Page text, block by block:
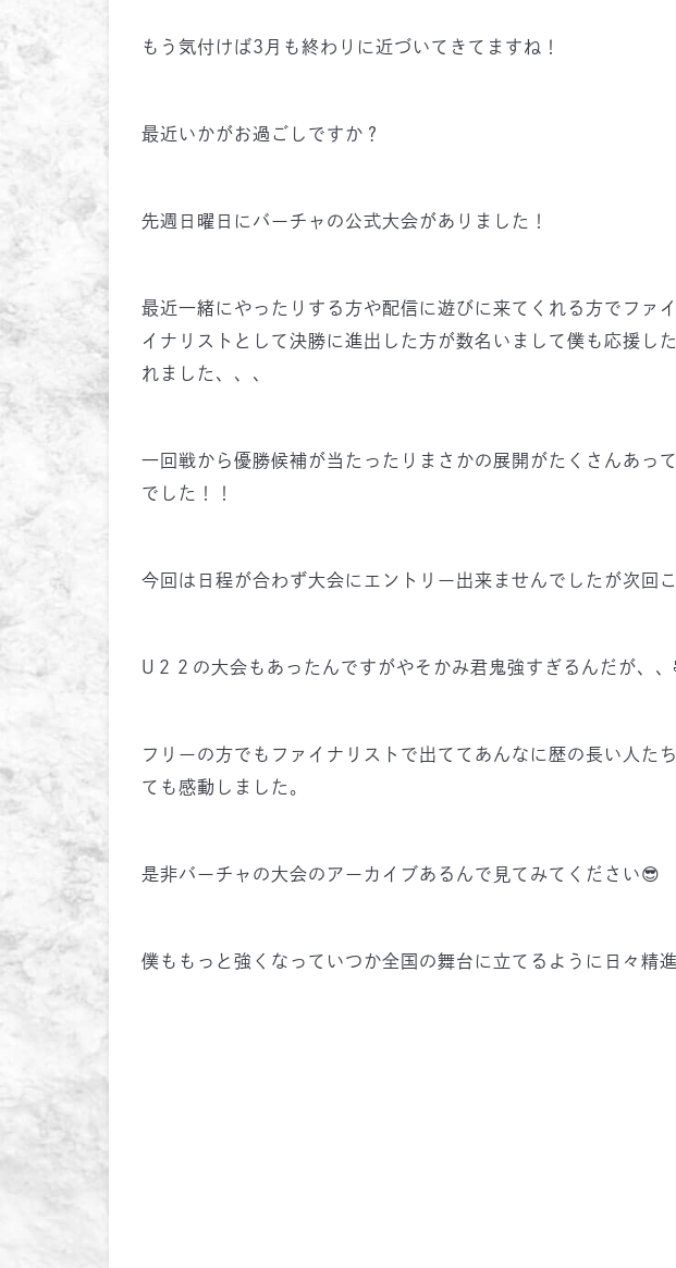
もう気付けば3月も終わりに近づいてきてますね！
最近いかがお過ごしですか？
先週日曜日にバーチャの公式大会がありました！
最近一緒にやったりする方や配信に遊びに来てくれる方でファ
イナリストとして決勝に進出した方が数名いまして僕も応援し
れました、、、
一回戦から優勝候補が当たったりまさかの展開がたくさんあっ
でした！！
今回は日程が合わず大会にエントリー出来ませんでしたが次回
U２２の大会もあったんですがやそかみ君鬼強すぎるんだが、、
フリーの方でもファイナリストで出ててあんなに歴の長い人た
ても感動しました。
是非バーチャの大会のアーカイブあるんで見てみてください😎
僕ももっと強くなっていつか全国の舞台に立てるように日々精